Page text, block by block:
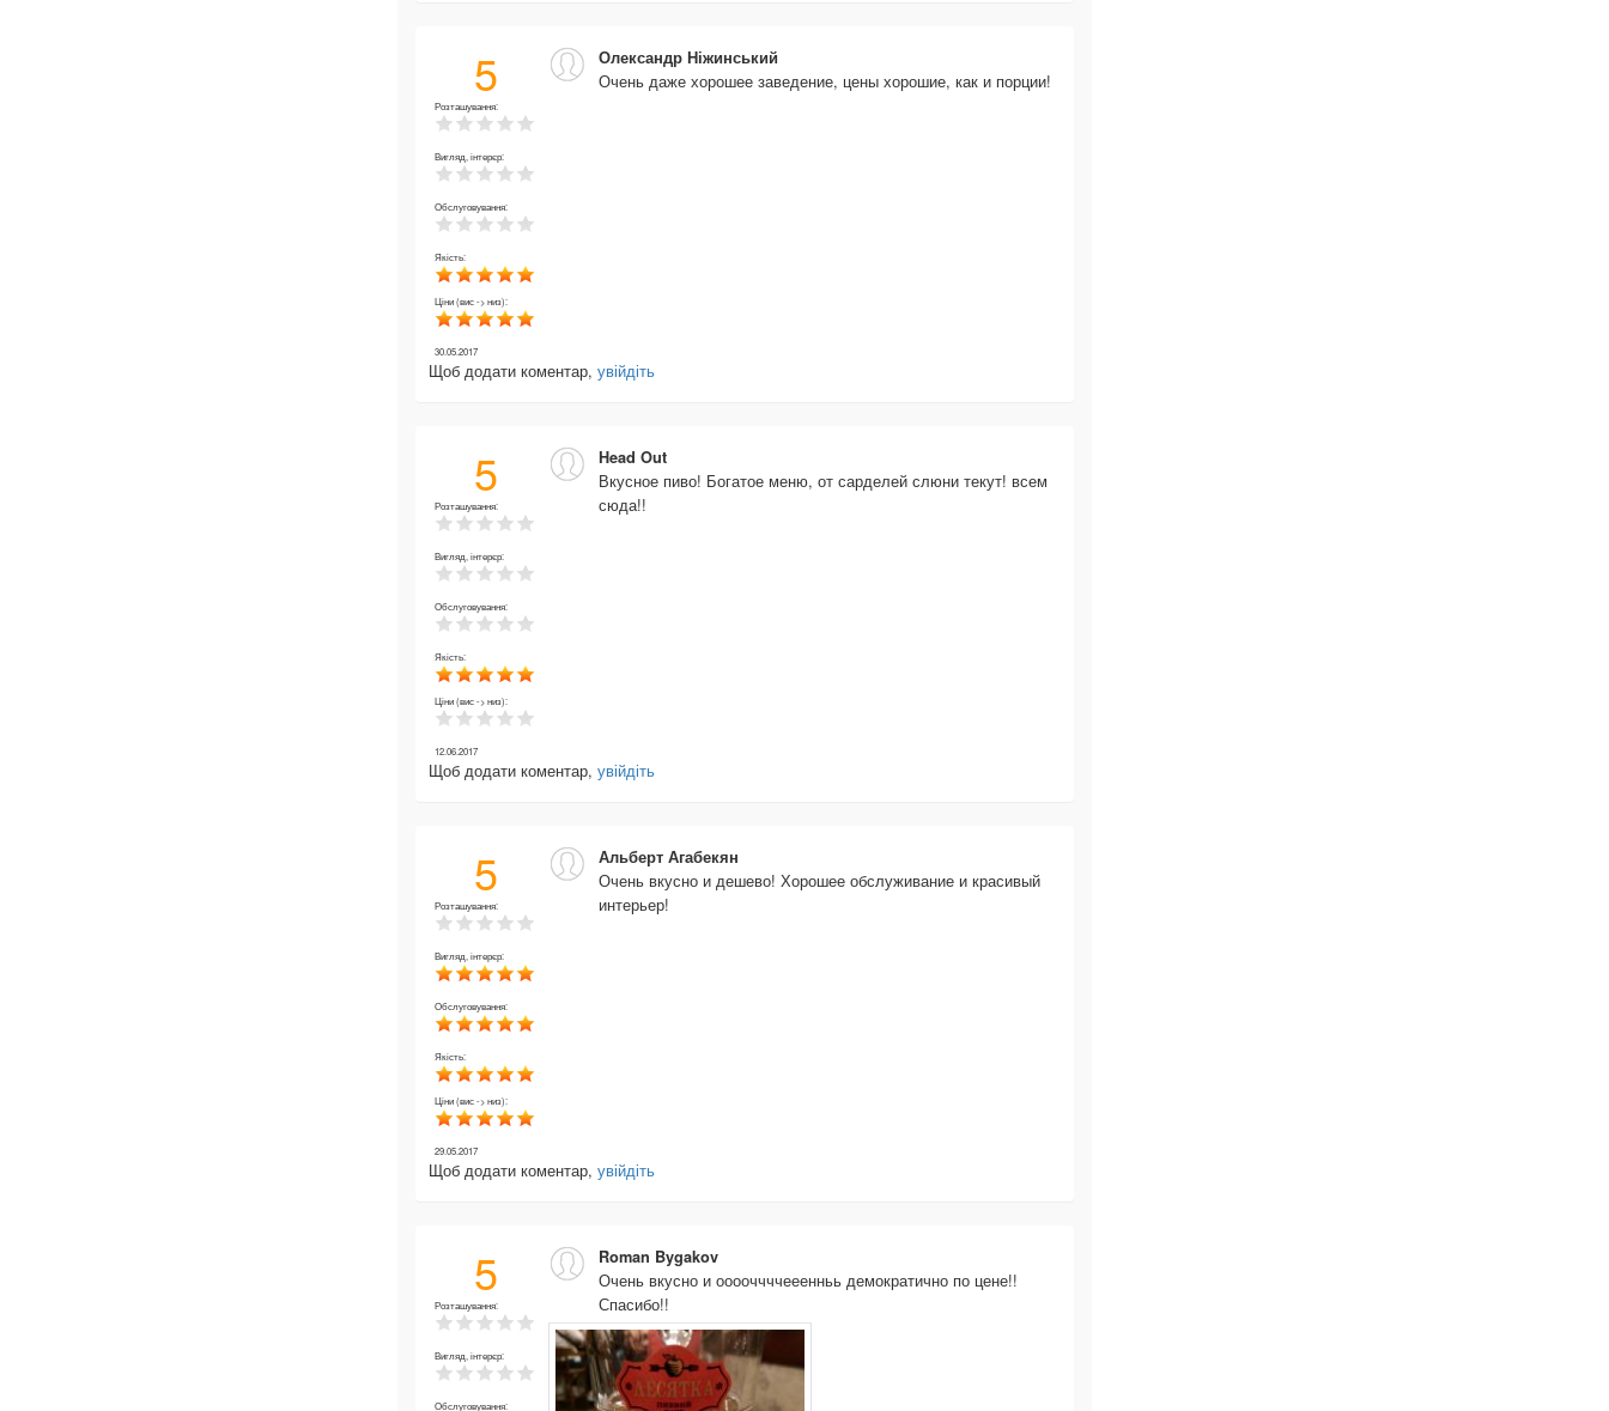
5
Розташування:
Вигляд, інтерєр:
Обслуговування:
Якість:
Ціни (вис -> низ):
Олександр Ніжинський
Очень даже хорошее заведение, цены хорошие, как и порции!
30.05.2017
Щоб додати коментар, увійдіть
5
Розташування:
Вигляд, інтерєр:
Обслуговування:
Якість:
Ціни (вис -> низ):
Head Out
Вкусное пиво! Богатое меню, от сарделей слюни текут! всем
сюда!!
12.06.2017
Щоб додати коментар, увійдіть
5
Розташування:
Вигляд, інтерєр:
Обслуговування:
Якість:
Ціни (вис -> низ):
Альберт Агабекян
Очень вкусно и дешево! Хорошее обслуживание и красивый
интерьер!
29.05.2017
Щоб додати коментар, увійдіть
5
Розташування:
Вигляд, інтерєр:
Обслуговування:
Roman Bygakov
Очень вкусно и ооооччччееенньь демократично по цене!!
Спасибо!!